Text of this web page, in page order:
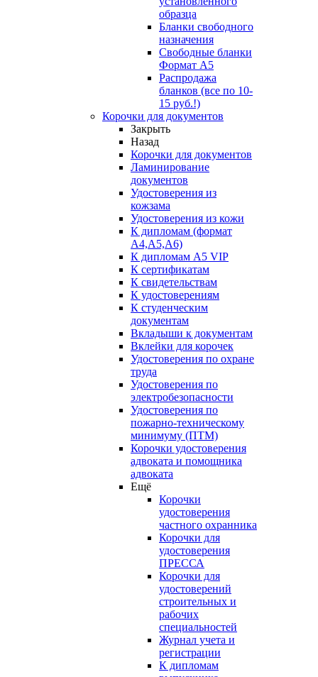
образца
Бланки свободного
назначения
Свободные бланки
Формат А5
Распродажа
бланков (все по 10-
15 руб.!)
Корочки для документов
Закрыть
Назад
Корочки для документов
Ламинирование
документов
Удостоверения из
кожзама
Удостоверения из кожи
К дипломам (формат
А4,А5,А6)
К дипломам А5 VIP
К сертификатам
К свидетельствам
К удостоверениям
К студенческим
документам
Вкладыши к документам
Вклейки для корочек
Удостоверения по охране
труда
Удостоверения по
электробезопасности
Удостоверения по
пожарно-техническому
минимуму (ПТМ)
Корочки удостоверения
адвоката и помощника
адвоката
Ещё
Корочки
удостоверения
частного охранника
Корочки для
удостоверения
ПРЕССА
Корочки для
удостоверений
строительных и
рабочих
специальностей
Журнал учета и
регистрации
К дипломам